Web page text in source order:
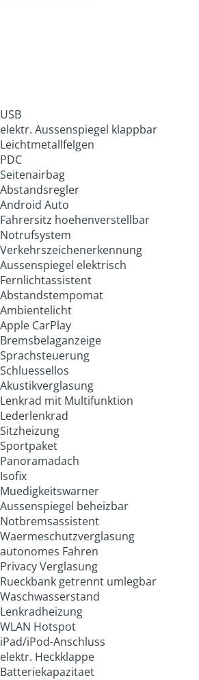
USB
elektr. Aussenspiegel klappbar
Leichtmetallfelgen
PDC
Seitenairbag
Abstandsregler
Android Auto
Fahrersitz hoehenverstellbar
Notrufsystem
Verkehrszeichenerkennung
Aussenspiegel elektrisch
Fernlichtassistent
Abstandstempomat
Ambientelicht
Apple CarPlay
Bremsbelaganzeige
Sprachsteuerung
Schluessellos
Akustikverglasung
Lenkrad mit Multifunktion
Lederlenkrad
Sitzheizung
Sportpaket
Panoramadach
Isofix
Muedigkeitswarner
Aussenspiegel beheizbar
Notbremsassistent
Waermeschutzverglasung
autonomes Fahren
Privacy Verglasung
Rueckbank getrennt umlegbar
Waschwasserstand
Lenkradheizung
WLAN Hotspot
iPad/iPod-Anschluss
elektr. Heckklappe
Batteriekapazitaet